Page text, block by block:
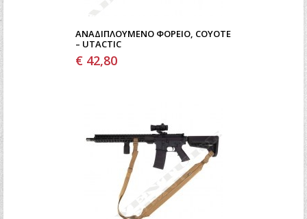
ΑΝΑΔΙΠΛΟΎΜΕΝΟ ΦΟΡΕΊΟ, COYOTE
– UTACTIC
€ 42,80